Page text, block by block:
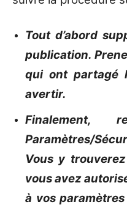
Tout d’abord
publication.
qui ont partagé
avertir.
Finalement,
Paramètres/
Vous y
vous avez
à vos